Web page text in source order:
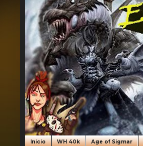
Inicio WH 40k Age of Sigmar